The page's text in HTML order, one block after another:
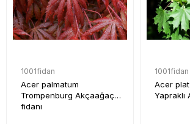
1001fidan
Acer palmatum
Trompenburg Akçaağaç
fidanı
1001fidan
Acer
Yapraklı